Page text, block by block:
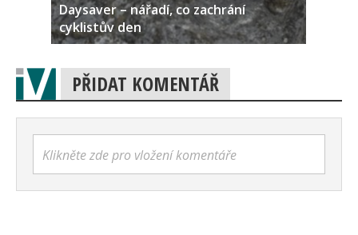
Daysaver – nářadí, co zachrání
cyklistův den
PŘIDAT KOMENTÁŘ
Klikněte zde pro vložení komentáře